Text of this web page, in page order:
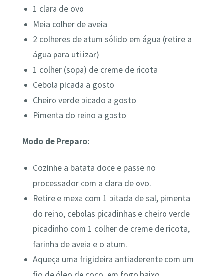
1 clara de ovo
Meia colher de aveia
2 colheres de atum sólido em água (retire a
água para utilizar)
1 colher (sopa) de creme de ricota
Cebola picada a gosto
Cheiro verde picado a gosto
Pimenta do reino a gosto
Modo de Preparo:
Cozinhe a batata doce e passe no
processador com a clara de ovo.
Retire e mexa com 1 pitada de sal, pimenta
do reino, cebolas picadinhas e cheiro verde
picadinho com 1 colher de creme de ricota,
farinha de aveia e o atum.
Aqueça uma frigideira antiaderente com um